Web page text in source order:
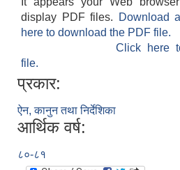
display PDF files.
Download
here to download the PDF file.
Click here
file.
प्रकार:
ऐन, कानुन तथा निर्देशिका
आर्थिक वर्ष:
८०-८१